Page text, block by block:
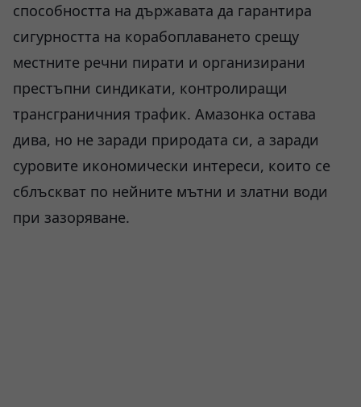
способността на държавата да гарантира
сигурността на корабоплаването срещу
местните речни пирати и организирани
престъпни синдикати, контролиращи
трансграничния трафик. Амазонка остава
дива, но не заради природата си, а заради
суровите икономически интереси, които се
сблъскват по нейните мътни и златни води
при зазоряване.